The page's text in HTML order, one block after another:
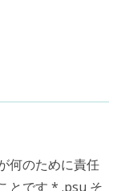
何のために責任
とです * .psu そ